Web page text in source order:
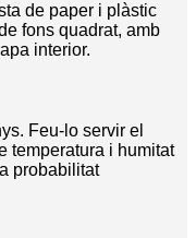
de paper i plàstic
fons quadrat, amb
interior.
Feu-lo servir el
temperatura i humitat
probabilitat